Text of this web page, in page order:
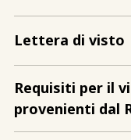
Lettera di visto
Requisiti per il
provenienti dal